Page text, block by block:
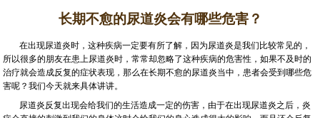
长期不愈的尿道炎会有哪些危害？
在出现尿道炎时，这种疾病一定要有所了解，因为尿道炎是我们比较常见的，
所以很多的朋友在患上尿道炎时，常常却忽略了这种疾病的危害性，如果不及时的
治疗就会造成反复的症状表现，那么在长期不愈的尿道炎当中，患者会受到哪些危
害呢？我们今天就来具体讲讲。
尿道炎反复出现会给我们的生活造成一定的伤害，由于在出现尿道炎之后，炎